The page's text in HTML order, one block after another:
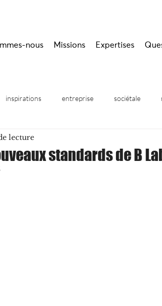
nous Missions Expertises
inspirations entreprise sociétale
standards de B
lecture